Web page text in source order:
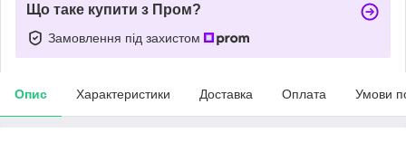
Що таке купити з Пром?
Замовлення під захистом
Опис Характеристики Доставка Оплата Умови